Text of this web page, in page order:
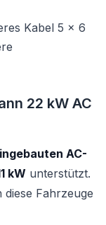
Kabel 5 × 6
22 kW AC
AC-
kW unterstützt.
diese Fahrzeuge